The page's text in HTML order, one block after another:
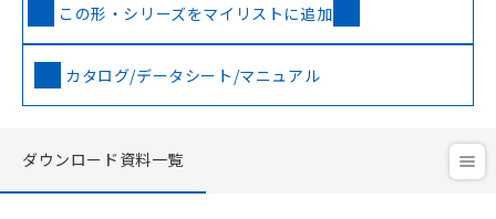
この形・シリーズをマイリストに追加
カタログ/データシート/マニュアル
ダウンロード資料一覧